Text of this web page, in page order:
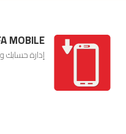
MOBILE
إدارة حسابك